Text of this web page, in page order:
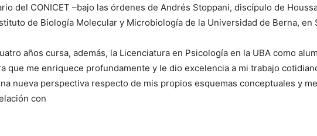
del CONICET –bajo las órdenes de Andrés Stoppani, discípulo de
de Biología Molecular y Microbiología de la Universidad de Berna, en
años cursa, además, la Licenciatura en Psicología en la UBA como
que me enriquece profundamente y le dio excelencia a mi trabajo
nueva perspectiva respecto de mis propios esquemas conceptuales y
con